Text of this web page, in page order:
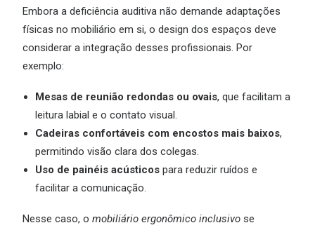
Embora a deficiência auditiva não demande adaptações
físicas no mobiliário em si, o design dos espaços deve
considerar a integração desses profissionais. Por
exemplo:
Mesas de reunião redondas ou ovais, que facilitam a
leitura labial e o contato visual.
Cadeiras confortáveis com encostos mais baixos,
permitindo visão clara dos colegas.
Uso de painéis acústicos para reduzir ruídos e
facilitar a comunicação.
Nesse caso, o mobiliário ergonômico inclusivo se